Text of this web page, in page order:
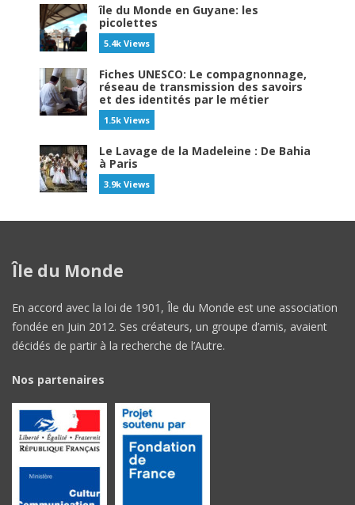
île du Monde en Guyane: les
picolettes
5.4k Views
Fiches UNESCO: Le compagnonnage,
réseau de transmission des savoirs
et des identités par le métier
1.5k Views
Le Lavage de la Madeleine : De Bahia
à Paris
3.9k Views
Île du Monde
En accord avec la loi de 1901, Île du Monde est une association
fondée en Juin 2012. Ses créateurs, un groupe d’amis, avaient
décidés de partir à la recherche de l’Autre.
Nos partenaires